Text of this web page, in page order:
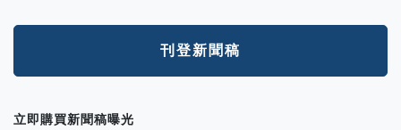
刊登新聞稿
立即購買新聞稿曝光